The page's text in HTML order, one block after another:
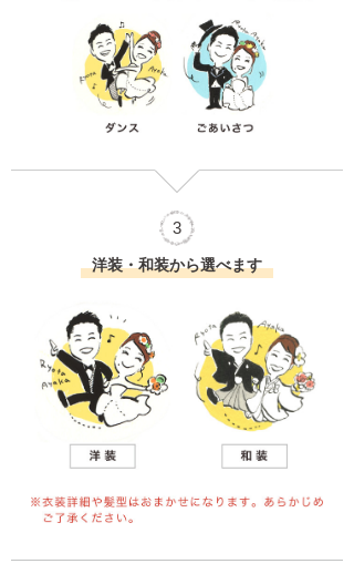
3
洋装・和装から選べます